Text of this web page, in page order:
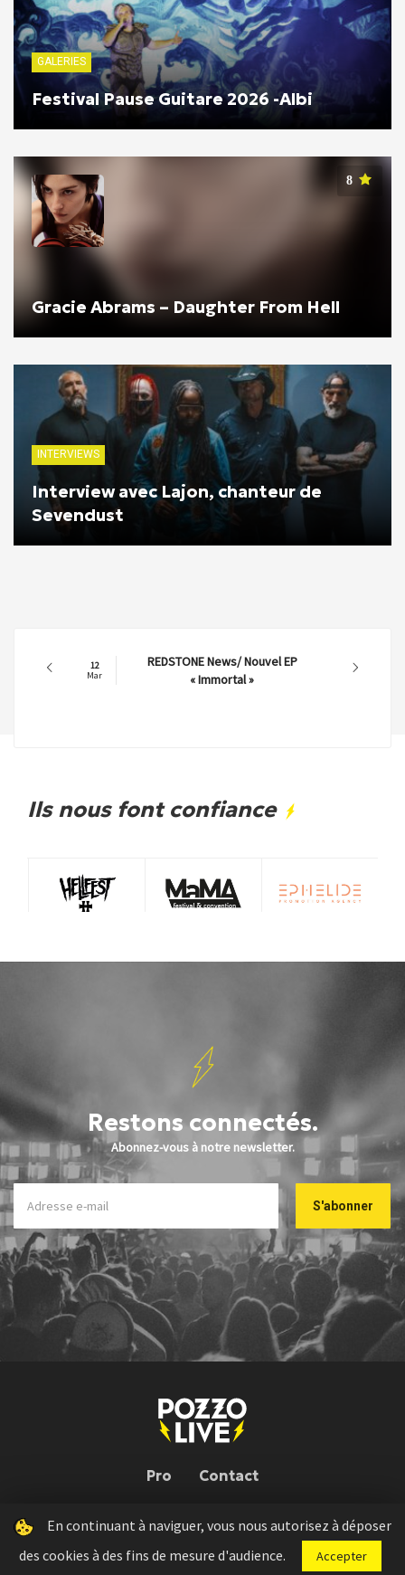
GALERIES
Festival Pause Guitare 2026 -Albi
8
Gracie Abrams – Daughter From Hell
INTERVIEWS
Interview avec Lajon, chanteur de
Sevendust
12
Mar
REDSTONE News/ Nouvel EP
« Immortal »
Ils nous font confiance
Restons connectés.
Abonnez-vous à notre newsletter.
Pro Contact
Pozzo Live © 2026 | Conception : Pozzo Team, avec l'aide deBloop
Press kit Règlement concours Mentions légales
En continuant à naviguer, vous nous autorisez à déposer
des cookies à des fins de mesure d'audience.
Accepter